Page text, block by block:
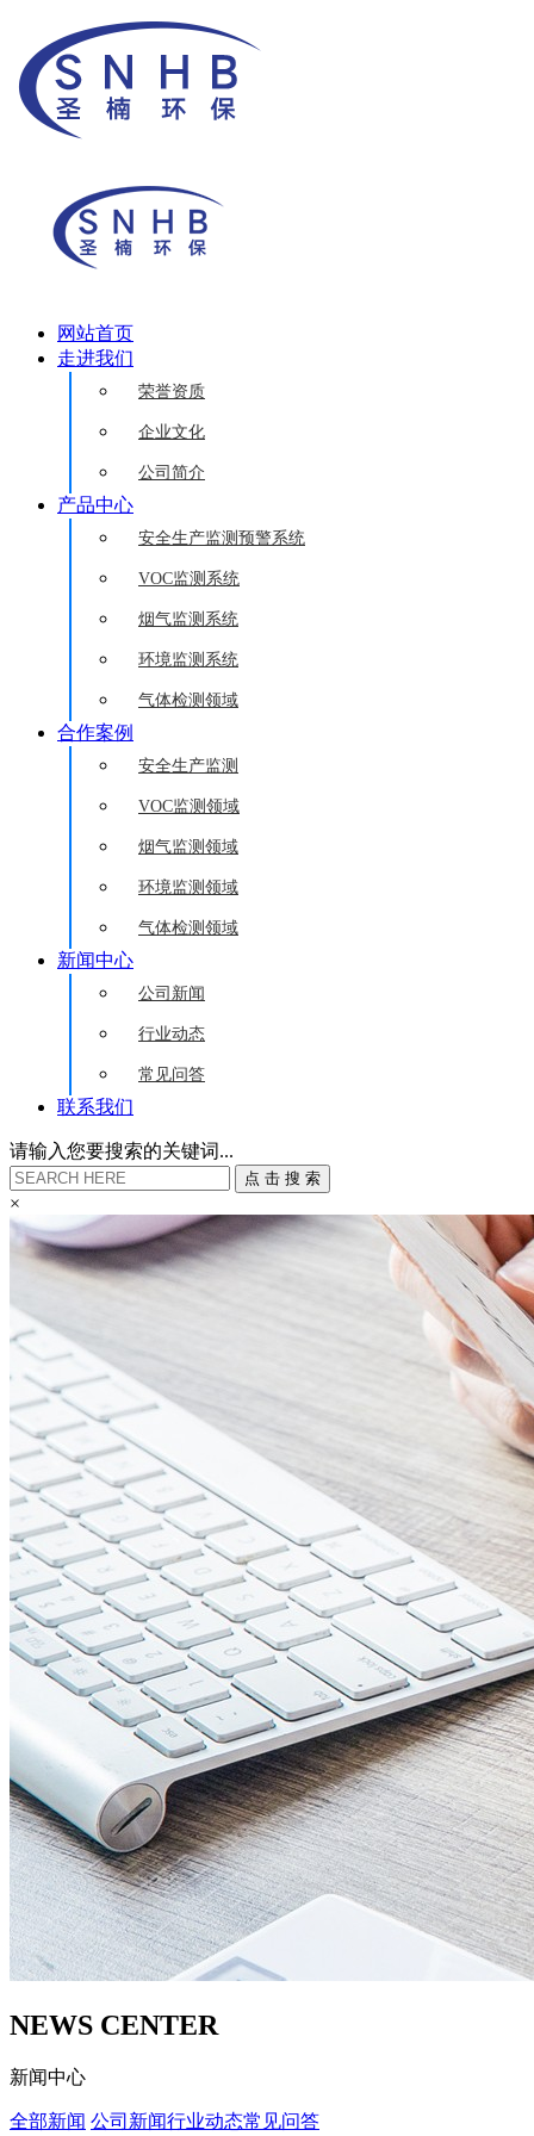
网站首页
走进我们
荣誉资质
企业文化
公司简介
产品中心
安全生产监测预警系统
VOC监测系统
烟气监测系统
环境监测系统
气体检测领域
合作案例
安全生产监测
VOC监测领域
烟气监测领域
环境监测领域
气体检测领域
新闻中心
公司新闻
行业动态
常见问答
联系我们
请输入您要搜索的关键词...
点 击 搜 索
×
NEWS CENTER
新闻中心
全部新闻 公司新闻行业动态常见问答